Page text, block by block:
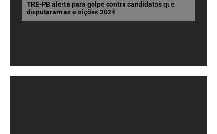
TRE-PB alerta para golpe contra candidatos que
disputaram as eleições 2024